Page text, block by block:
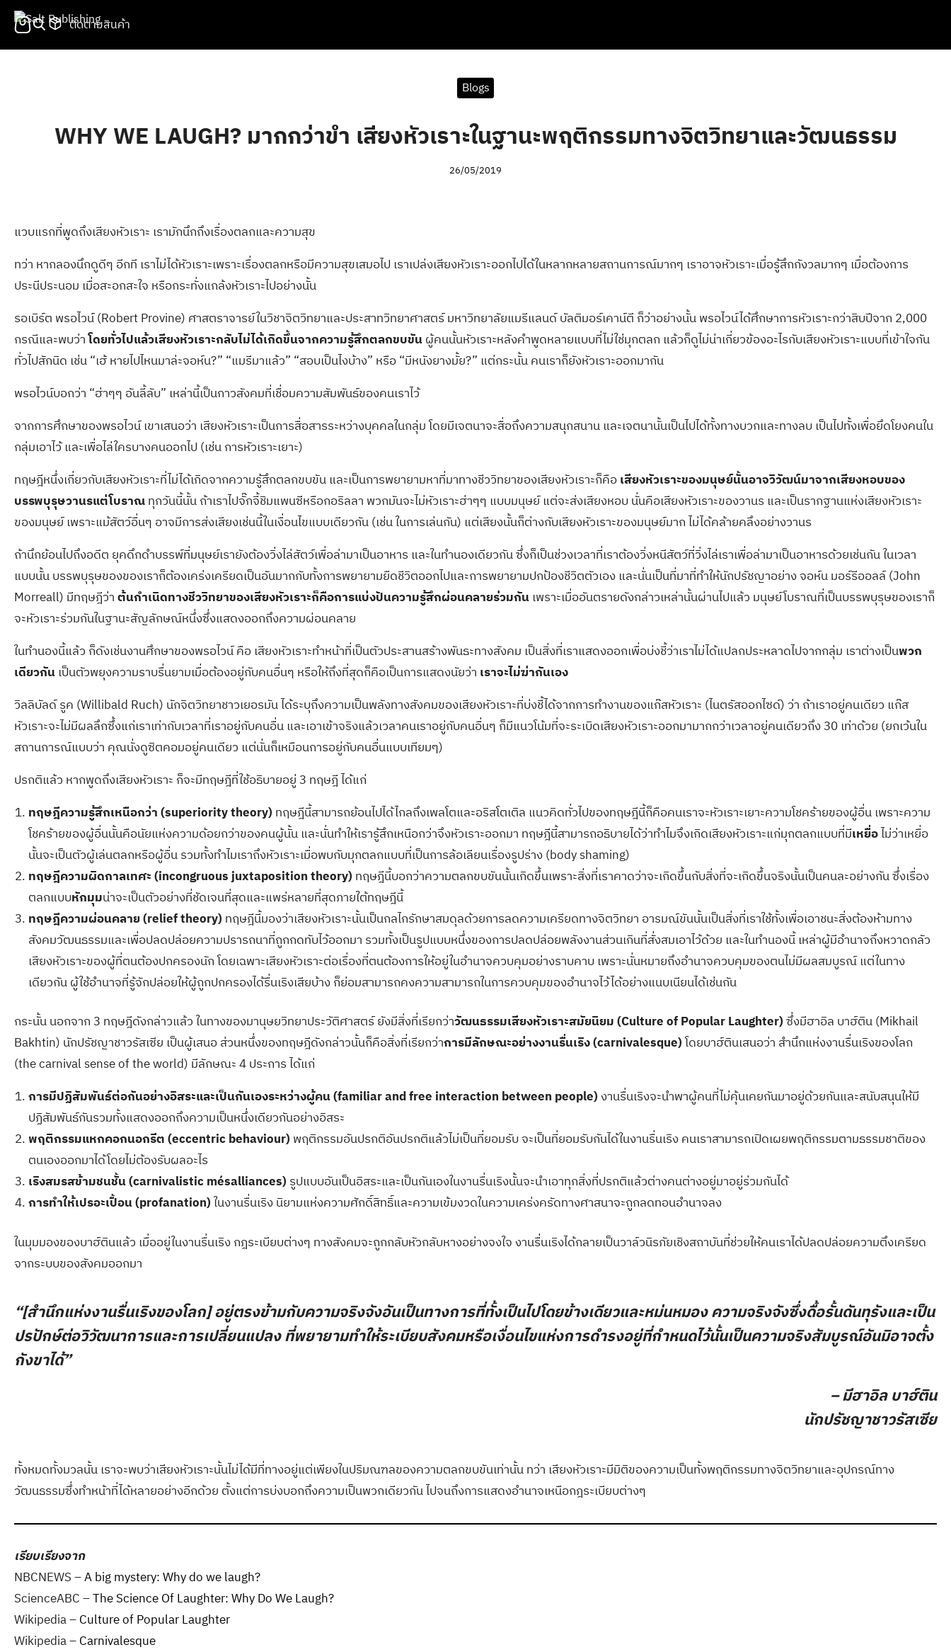
Skip
ติดตามสินค้า
Search
Blogs
WHY WE LAUGH? มากกว่าขำ เสียงหัวเราะในฐานะพฤติกรรมทางจิตวิทยาและวัฒนธรรม
26/05/2019
แวบแรกที่พูดถึงเสียงหัวเราะ เรามักนึกถึงเรื่องตลกและความสุข
ทว่า หากลองนึกดูดีๆ อีกที เราไม่ได้หัวเราะเพราะเรื่องตลกหรือมีความสุขเสมอไป เราเปล่งเสียงหัวเราะออกไปได้ในหลากหลายสถานการณ์มากๆ เราอาจหัวเราะเมื่อรู้สึกกังวลมากๆ เมื่อต้องการ
ประนีประนอม เมื่อสะอกสะใจ หรือกระทั่งแกล้งหัวเราะไปอย่างนั้น
รอเบิร์ต พรอไวน์ (Robert Provine) ศาสตราจารย์ในวิชาจิตวิทยาและประสาทวิทยาศาสตร์ มหาวิทยาลัยแมรีแลนด์ บัลติมอร์เคาน์ตี ก็ว่าอย่างนั้น พรอไวน์ได้ศึกษาการหัวเราะกว่าสิบปีจาก 2,000
กรณีและพบว่าโดยทั่วไปแล้วเสียงหัวเราะกลับไม่ได้เกิดขึ้นจากความรู้สึกตลกขบขันผู้คนนั้นหัวเราะหลังคำพูดหลายแบบที่ไม่ใช่มุกตลก แล้วก็ดูไม่น่าเกี่ยวข้องอะไรกับเสียงหัวเราะแบบที่เข้าใจกัน
ทั่วไปสักนิด เช่น “เฮ้ หายไปไหนมาล่ะจอห์น?” “แมรีมาแล้ว” “สอบเป็นไงบ้าง” หรือ “มีหนังยางมั้ย?” แต่กระนั้น คนเราก็ยังหัวเราะออกมากัน
พรอไวน์บอกว่า “ฮ่าๆๆ อันลี้ลับ” เหล่านี้เป็นกาวสังคมที่เชื่อมความสัมพันธ์ของคนเราไว้
จากการศึกษาของพรอไวน์ เขาเสนอว่า เสียงหัวเราะเป็นการสื่อสารระหว่างบุคคลในกลุ่ม โดยมีเจตนาจะสื่อถึงความสนุกสนาน และเจตนานั้นเป็นไปได้ทั้งทางบวกและทางลบ เป็นไปทั้งเพื่อยึดโยงคนใน
กลุ่มเอาไว้ และเพื่อไล่ใครบางคนออกไป (เช่น การหัวเราะเยาะ)
ทฤษฎีหนึ่งเกี่ยวกับเสียงหัวเราะที่ไม่ได้เกิดจากความรู้สึกตลกขบขัน และเป็นการพยายามหาที่มาทางชีววิทยาของเสียงหัวเราะก็คือเสียงหัวเราะของมนุษย์นั้นอาจวิวัฒน์มาจากเสียงหอบของ
บรรพบุรุษวานรแต่โบราณทุกวันนี้นั้น ถ้าเราไปจั๊กจี้ชิมแพนซีหรือกอริลลา พวกมันจะไม่หัวเราะฮ่าๆๆ แบบมนุษย์ แต่จะส่งเสียงหอบ นั่นคือเสียงหัวเราะของวานร และเป็นรากฐานแห่งเสียงหัวเราะ
ของมนุษย์ เพราะแม้สัตว์อื่นๆ อาจมีการส่งเสียงเช่นนี้ในเงื่อนไขแบบเดียวกัน (เช่น ในการเล่นกัน) แต่เสียงนั้นก็ต่างกับเสียงหัวเราะของมนุษย์มาก ไม่ได้คล้ายคลึงอย่างวานร
ถ้านึกย้อนไปถึงอดีต ยุคดึกดำบรรพ์ที่มนุษย์เรายังต้องวิ่งไล่สัตว์เพื่อล่ามาเป็นอาหาร และในทำนองเดียวกัน ซึ่งก็เป็นช่วงเวลาที่เราต้องวิ่งหนีสัตว์ที่วิ่งไล่เราเพื่อล่ามาเป็นอาหารด้วยเช่นกัน ในเวลา
แบบนั้น บรรพบุรุษของของเราก็ต้องเคร่งเครียดเป็นอันมากกับทั้งการพยายามยืดชีวิตออกไปและการพยายามปกป้องชีวิตตัวเอง และนั่นเป็นที่มาที่ทำให้นักปรัชญาอย่าง จอห์น มอร์รีออลล์ (John
Morreall) มีทฤษฎีว่าต้นกำเนิดทางชีววิทยาของเสียงหัวเราะก็คือการแบ่งปันความรู้สึกผ่อนคลายร่วมกัน เพราะเมื่ออันตรายดังกล่าวเหล่านั้นผ่านไปแล้ว มนุษย์โบราณที่เป็นบรรพบุรุษของเราก็
จะหัวเราะร่วมกันในฐานะสัญลักษณ์หนึ่งซึ่งแสดงออกถึงความผ่อนคลาย
ในทำนองนี้แล้ว ก็ดังเช่นงานศึกษาของพรอไวน์ คือ เสียงหัวเราะทำหน้าที่เป็นตัวประสานสร้างพันธะทางสังคม เป็นสิ่งที่เราแสดงออกเพื่อบ่งชี้ว่าเราไม่ได้แปลกประหลาดไปจากกลุ่ม เราต่างเป็นพวก
เดียวกัน เป็นตัวพยุงความราบรื่นยามเมื่อต้องอยู่กับคนอื่นๆ หรือให้ถึงที่สุดก็คือเป็นการแสดงนัยว่า เราจะไม่ฆ่ากันเอง
วิลลิบัลด์ รูค (Willibald Ruch) นักจิตวิทยาชาวเยอรมัน ได้ระบุถึงความเป็นพลังทางสังคมของเสียงหัวเราะที่บ่งชี้ได้จากการทำงานของแก๊สหัวเราะ (ไนตรัสออกไซด์) ว่า ถ้าเราอยู่คนเดียว แก๊ส
หัวเราะจะไม่มีผลลึกซึ้งแก่เราเท่ากับเวลาที่เราอยู่กับคนอื่น และเอาเข้าจริงแล้วเวลาคนเราอยู่กับคนอื่นๆ ก็มีแนวโน้มที่จะระเบิดเสียงหัวเราะออกมามากกว่าเวลาอยู่คนเดียวถึง 30 เท่าด้วย (ยกเว้นใน
สถานการณ์แบบว่า คุณนั่งดูซิตคอมอยู่คนเดียว แต่นั่นก็เหมือนการอยู่กับคนอื่นแบบเทียมๆ)
ปรกติแล้ว หากพูดถึงเสียงหัวเราะ ก็จะมีทฤษฎีที่ใช้อธิบายอยู่ 3 ทฤษฎี ได้แก่
ทฤษฎีความรู้สึกเหนือกว่า (superiority theory) ทฤษฎีนี้สามารถย้อนไปได้ไกลถึงเพลโตและอริสโตเติล แนวคิดทั่วไปของทฤษฎีนี้ก็คือคนเราจะหัวเราะเยาะความโชคร้ายของผู้อื่น เพราะความ
โชคร้ายของผู้อื่นนั้นคือนัยแห่งความด้อยกว่าของคนผู้นั้น และนั่นทำให้เรารู้สึกเหนือกว่าจึงหัวเราะออกมา ทฤษฎีนี้สามารถอธิบายได้ว่าทำไมจึงเกิดเสียงหัวเราะแก่มุกตลกแบบที่มีเหยื่อไม่ว่าเหยื่อ
นั้นจะเป็นตัวผู้เล่นตลกหรือผู้อื่น รวมทั้งทำไมเราถึงหัวเราะเมื่อพบกับมุกตลกแบบที่เป็นการล้อเลียนเรื่องรูปร่าง (body shaming)
ทฤษฎีความผิดกาลเทศะ (incongruous juxtaposition theory) ทฤษฎีนี้บอกว่าความตลกขบขันนั้นเกิดขึ้นเพราะสิ่งที่เราคาดว่าจะเกิดขึ้นกับสิ่งที่จะเกิดขึ้นจริงนั้นเป็นคนละอย่างกัน ซึ่งเรื่อง
ตลกแบบหักมุมน่าจะเป็นตัวอย่างที่ชัดเจนที่สุดและแพร่หลายที่สุดภายใต้ทฤษฎีนี้
ทฤษฎีความผ่อนคลาย (relief theory) ทฤษฎีนี้มองว่าเสียงหัวเราะนั้นเป็นกลไกรักษาสมดุลด้วยการลดความเครียดทางจิตวิทยา อารมณ์ขันนั้นเป็นสิ่งที่เราใช้ทั้งเพื่อเอาชนะสิ่งต้องห้ามทาง
สังคมวัฒนธรรมและเพื่อปลดปล่อยความปรารถนาที่ถูกกดทับไว้ออกมา รวมทั้งเป็นรูปแบบหนึ่งของการปลดปล่อยพลังงานส่วนเกินที่สั่งสมเอาไว้ด้วย และในทำนองนี้ เหล่าผู้มีอำนาจถึงหวาดกลัว
เสียงหัวเราะของผู้ที่ตนต้องปกครองนัก โดยเฉพาะเสียงหัวเราะต่อเรื่องที่ตนต้องการให้อยู่ในอำนาจควบคุมอย่างราบคาบ เพราะนั่นหมายถึงอำนาจควบคุมของตนไม่มีผลสมบูรณ์ แต่ในทาง
เดียวกัน ผู้ใช้อำนาจที่รู้จักปล่อยให้ผู้ถูกปกครองได้รื่นเริงเสียบ้าง ก็ย่อมสามารถคงความสามารถในการควบคุมของอำนาจไว้ได้อย่างแนบเนียนได้เช่นกัน
กระนั้น นอกจาก 3 ทฤษฎีดังกล่าวแล้ว ในทางของมานุษยวิทยาประวัติศาสตร์ ยังมีสิ่งที่เรียกว่าวัฒนธรรมเสียงหัวเราะสมัยนิยม (Culture of Popular Laughter)ซึ่งมีฮาอิล บาฮ์ติน (Mikhail
Bakhtin) นักปรัชญาชาวรัสเซีย เป็นผู้เสนอ ส่วนหนึ่งของทฤษฎีดังกล่าวนั้นก็คือสิ่งที่เรียกว่าการมีลักษณะอย่างงานรื่นเริง (carnivalesque)โดยบาฮ์ตินเสนอว่า สำนึกแห่งงานรื่นเริงของโลก
(the carnival sense of the world) มีลักษณะ 4 ประการ ได้แก่
การมีปฏิสัมพันธ์ต่อกันอย่างอิสระและเป็นกันเองระหว่างผู้คน (familiar and free interaction between people)งานรื่นเริงจะนำพาผู้คนที่ไม่คุ้นเคยกันมาอยู่ด้วยกันและสนับสนุนให้มี
ปฏิสัมพันธ์กันรวมทั้งแสดงออกถึงความเป็นหนึ่งเดียวกันอย่างอิสระ
พฤติกรรมแหกคอกนอกรีต (eccentric behaviour) พฤติกรรมอันปรกติอันปรกติแล้วไม่เป็นที่ยอมรับ จะเป็นที่ยอมรับกันได้ในงานรื่นเริง คนเราสามารถเปิดเผยพฤติกรรมตามธรรมชาติของ
ตนเองออกมาได้โดยไม่ต้องรับผลอะไร
เริงสมรสข้ามชนชั้น (carnivalistic mésalliances) รูปแบบอันเป็นอิสระและเป็นกันเองในงานรื่นเริงนั้นจะนำเอาทุกสิ่งที่ปรกติแล้วต่างคนต่างอยู่มาอยู่ร่วมกันได้
การทำให้เปรอะเปื้อน (profanation)ในงานรื่นเริง นิยามแห่งความศักดิ์สิทธิ์และความเข้มงวดในความเคร่งครัดทางศาสนาจะถูกลดทอนอำนาจลง
ในมุมมองของบาฮ์ตินแล้ว เมื่ออยู่ในงานรื่นเริง กฎระเบียบต่างๆ ทางสังคมจะถูกกลับหัวกลับหางอย่างจงใจ งานรื่นเริงได้กลายเป็นวาล์วนิรภัยเชิงสถาบันที่ช่วยให้คนเราได้ปลดปล่อยความตึงเครียด
จากระบบของสังคมออกมา
“[สำนึกแห่งงานรื่นเริงของโลก] อยู่ตรงข้ามกับความจริงจังอันเป็นทางการที่ทั้งเป็นไปโดยข้างเดียวและหม่นหมอง ความจริงจังซึ่งดื้อรั้นดันทุรังและเป็น
ปรปักษ์ต่อวิวัฒนาการและการเปลี่ยนแปลง ที่พยายามทำให้ระเบียบสังคมหรือเงื่อนไขแห่งการดำรงอยู่ที่กำหนดไว้นั้นเป็นความจริงสัมบูรณ์อันมิอาจตั้ง
กังขาได้”
– มีฮาอิล บาฮ์ติน
นักปรัชญาชาวรัสเซีย
ทั้งหมดทั้งมวลนั้น เราจะพบว่าเสียงหัวเราะนั้นไม่ได้มีที่ทางอยู่แต่เพียงในปริมณฑลของความตลกขบขันเท่านั้น ทว่า เสียงหัวเราะมีมิติของความเป็นทั้งพฤติกรรมทางจิตวิทยาและอุปกรณ์ทาง
วัฒนธรรมซึ่งทำหน้าที่ได้หลายอย่างอีกด้วย ตั้งแต่การบ่งบอกถึงความเป็นพวกเดียวกัน ไปจนถึงการแสดงอำนาจเหนือกฎระเบียบต่างๆ
เรียบเรียงจาก
NBCNEWS –A big mystery: Why do we laugh?
ScienceABC –The Science Of Laughter: Why Do We Laugh?
Wikipedia –Culture of Popular Laughter
Wikipedia –Carnivalesque